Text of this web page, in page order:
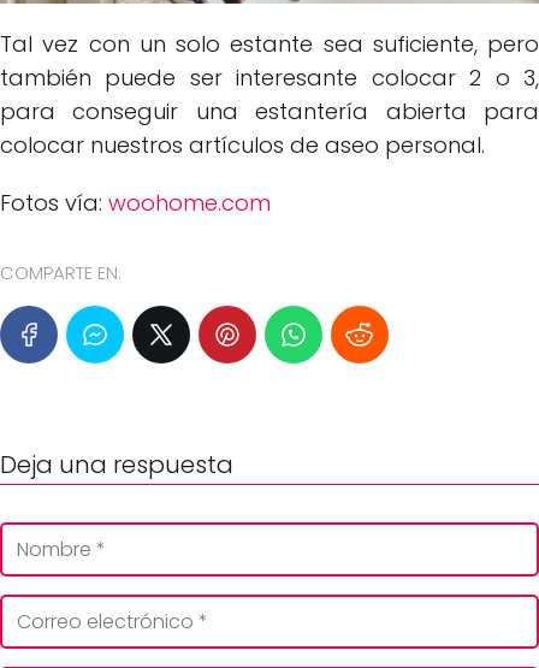
Tal vez con un solo estante sea suficiente, pero
también puede ser interesante colocar 2 o 3,
para conseguir una estantería abierta para
colocar nuestros artículos de aseo personal.
Fotos vía: woohome.com
COMPARTE EN:
Deja una respuesta